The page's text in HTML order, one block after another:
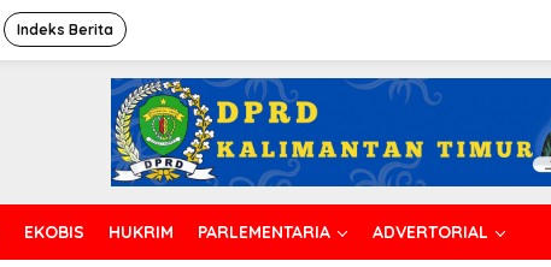
Indeks Berita
EKOBIS HUKRIM PARLEMENTARIA ADVERTORIAL